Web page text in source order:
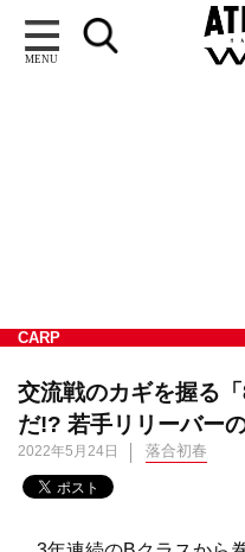
MENU
CARP
交流戦のカギを握る
だ!? 若手リリーバー
2022年5月24日 落合初春